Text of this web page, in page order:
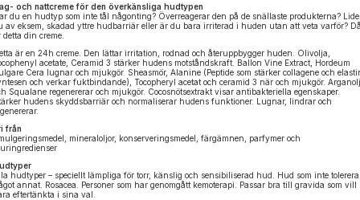
och nattcreme för den överkänsliga hudtypen
du en hudtyp som inte tål någonting? Överreagerar den på de snällaste produkterna?
av eksem, skadad yttre hudbarriär eller är du bara irriterad i huden utan att veta varför?
detta din creme.
är en 24h creme. Den lättar irritation, rodnad och återuppbygger huden. Olivolja,
acetate, Ceramid 3 stärker hudens motståndskraft. Ballon Vine Extract, Hordeum
Cera lugnar och mjukgör. Sheasmör, Alanine (Peptide som stärker collagene och
och verkar fuktbindande), Tocopheryl acetat och ceramid 3 när och mjukgör.
Squalane regenererar och mjukgör. Cocosnötsextrakt visar antibakteriella egenskaper.
hudens skyddsbarriär och normaliserar hudens funktioner. Lugnar, lindrar och
från
mineraloljor, konserveringsmedel, färgämnen, parfymer och
hudtyper – speciellt lämpliga för torr, känslig och sensibiliserad hud. Hud som inte
annat. Rosacea. Personer som har genomgått kemoterapi. Passar bra till gravida som vill
eftertänkta i sina val.